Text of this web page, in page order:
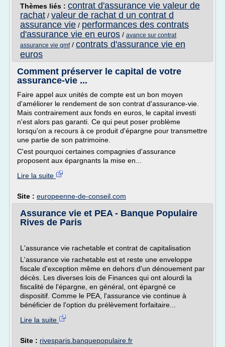
Thèmes liés : contrat d'assurance vie valeur de
rachat / valeur de rachat d un contrat d
assurance vie / performances des contrats
d'assurance vie en euros / avance sur contrat
assurance vie gmf/ contrats d'assurance vie en
euros
Comment préserver le capital de votre
assurance-vie ...
Faire appel aux unités de compte est un bon moyen
d'améliorer le rendement de son contrat d'assurance-vie.
Mais contrairement aux fonds en euros, le capital investi
n'est alors pas garanti. Ce qui peut poser problème
lorsqu'on a recours à ce produit d'épargne pour transmettre
une partie de son patrimoine.
C'est pourquoi certaines compagnies d'assurance
proposent aux épargnants la mise en...
Lire la suite
Site : europeenne-de-conseil.com
Assurance vie et PEA - Banque Populaire
Rives de Paris
L'assurance vie rachetable et contrat de capitalisation
L'assurance vie rachetable est et reste une enveloppe
fiscale d'exception même en dehors d'un dénouement par
décès. Les diverses lois de Finances qui ont alourdi la
fiscalité de l'épargne, en général, ont épargné ce
dispositif. Comme le PEA, l'assurance vie continue à
bénéficier de l'option du prélèvement forfaitaire...
Lire la suite
Site : rivesparis.banquepopulaire.fr